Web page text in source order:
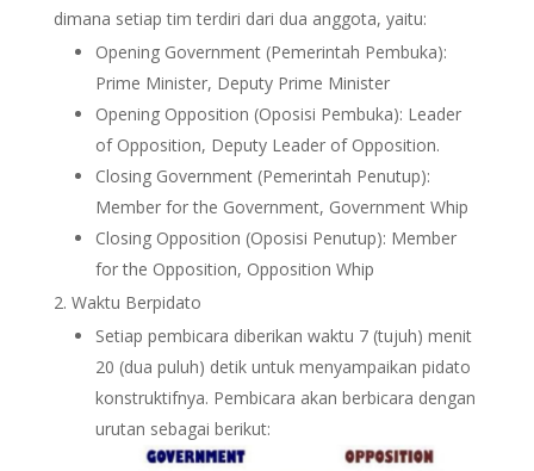
dimana setiap tim terdiri dari dua anggota, yaitu:
Opening Government (Pemerintah Pembuka):
Prime Minister, Deputy Prime Minister
Opening Opposition (Oposisi Pembuka): Leader
of Opposition, Deputy Leader of Opposition.
Closing Government (Pemerintah Penutup):
Member for the Government, Government Whip
Closing Opposition (Oposisi Penutup): Member
for the Opposition, Opposition Whip
Waktu Berpidato
Setiap pembicara diberikan waktu 7 (tujuh) menit
20 (dua puluh) detik untuk menyampaikan pidato
konstruktifnya. Pembicara akan berbicara dengan
urutan sebagai berikut: